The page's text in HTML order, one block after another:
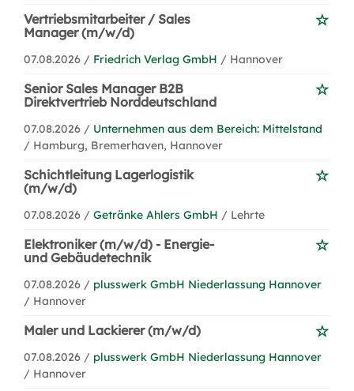
Vertriebsmitarbeiter / Sales
Manager (m/w/d)
07.08.2026 / Friedrich Verlag GmbH / Hannover
Senior Sales Manager B2B
Direktvertrieb Norddeutschland
07.08.2026 / Unternehmen aus dem Bereich: Mittelstand
/ Hamburg, Bremerhaven, Hannover
Schichtleitung Lagerlogistik
(m/w/d)
07.08.2026 / Getränke Ahlers GmbH / Lehrte
Elektroniker (m/w/d) - Energie-
und Gebäudetechnik
07.08.2026 / plusswerk GmbH Niederlassung Hannover
/ Hannover
Maler und Lackierer (m/w/d)
07.08.2026 / plusswerk GmbH Niederlassung Hannover
/ Hannover